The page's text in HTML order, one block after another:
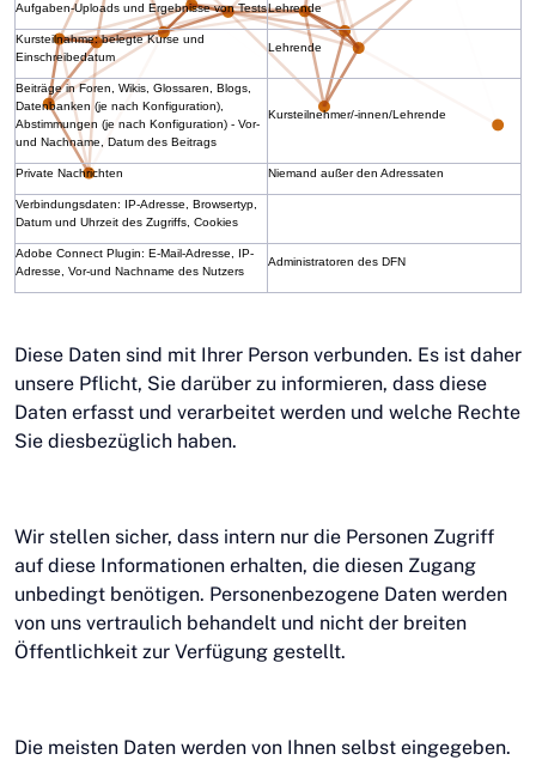
Aufgaben-Uploads und Ergebnisse von TestsLehrende
Kursteilnahme: belegte Kurse und
Einschreibedatum
Lehrende
Beiträge in Foren, Wikis, Glossaren, Blogs,
Datenbanken (je nach Konfiguration),
Abstimmungen (je nach Konfiguration) - Vor-
und Nachname, Datum des Beitrags
Kursteilnehmer/-innen/Lehrende
Private Nachrichten Niemand außer den Adressaten
Verbindungsdaten: IP-Adresse, Browsertyp,
Datum und Uhrzeit des Zugriffs, Cookies
Adobe Connect Plugin: E-Mail-Adresse, IP-
Adresse, Vor-und Nachname des Nutzers
Administratoren des DFN
Diese Daten sind mit Ihrer Person verbunden. Es ist daher
unsere Pflicht, Sie darüber zu informieren, dass diese
Daten erfasst und verarbeitet werden und welche Rechte
Sie diesbezüglich haben.
Wir stellen sicher, dass intern nur die Personen Zugriff
auf diese Informationen erhalten, die diesen Zugang
unbedingt benötigen. Personenbezogene Daten werden
von uns vertraulich behandelt und nicht der breiten
Öffentlichkeit zur Verfügung gestellt.
Die meisten Daten werden von Ihnen selbst eingegeben.